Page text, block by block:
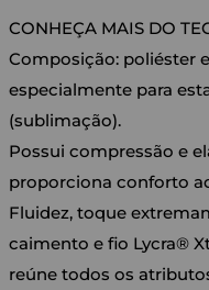
CONHEÇA MAIS DO
Composição: poliéster
especialmente para
(sublimação).
Possui compressão e
proporciona conforto
Fluidez, toque
caimento e fio Lycra®
reúne todos os